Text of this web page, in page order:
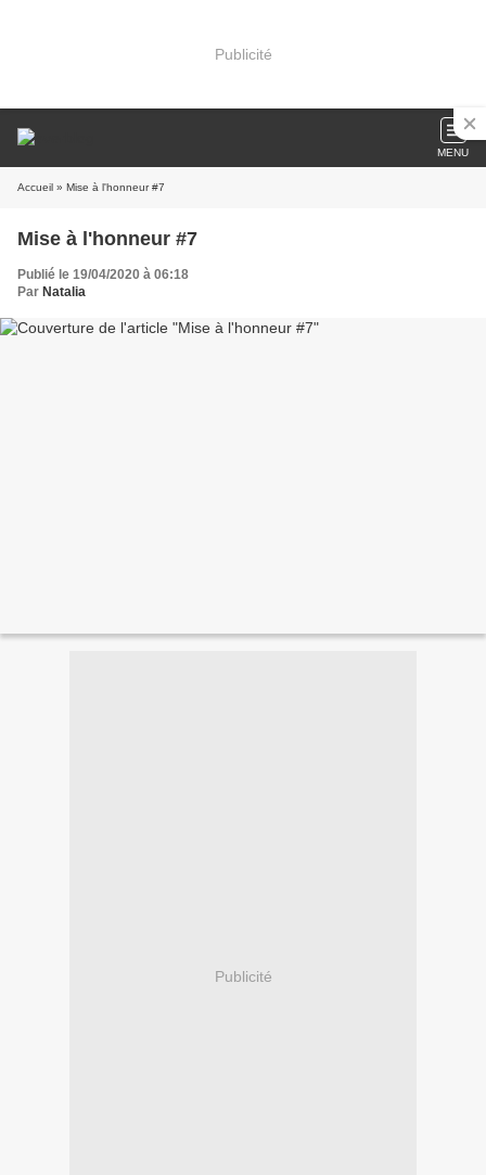
Publicité
MENU
Accueil » Mise à l'honneur #7
Mise à l'honneur #7
Publié le 19/04/2020 à 06:18
Par Natalia
Publicité